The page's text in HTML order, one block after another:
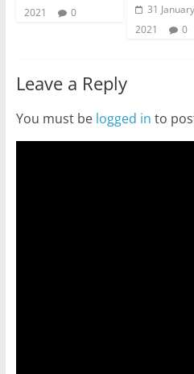
2021
0
31 January
2021
0
Leave a Reply
You must be logged in to